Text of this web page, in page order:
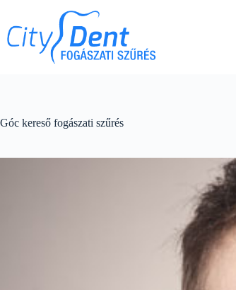
Góc kereső fogászati szűrés